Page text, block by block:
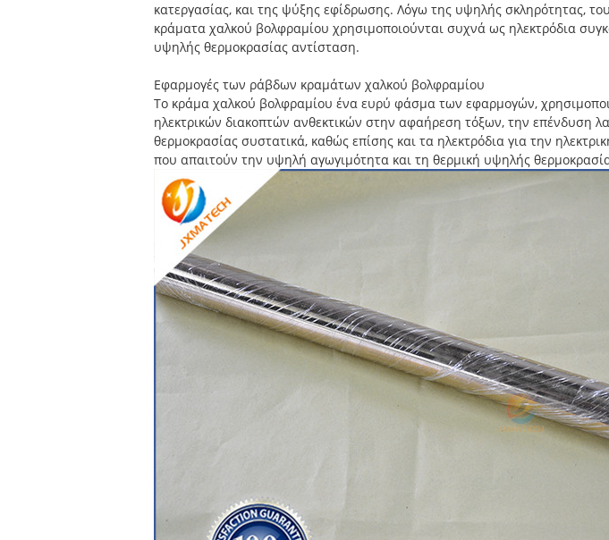
κατεργασίας, και της ψύξης εφίδρωσης. Λόγω της υψηλής σκληρότητας,
κράματα χαλκού βολφραμίου χρησιμοποιούνται συχνά ως ηλεκτρόδια
υψηλής θερμοκρασίας αντίσταση.
Εφαρμογές των ράβδων κραμάτων χαλκού βολφραμίου
Το κράμα χαλκού βολφραμίου ένα ευρύ φάσμα των εφαρμογών,
ηλεκτρικών διακοπτών ανθεκτικών στην αφαήρεση τόξων, την
θερμοκρασίας συστατικά, καθώς επίσης και τα ηλεκτρόδια για την
που απαιτούν την υψηλή αγωγιμότητα και τη θερμική υψηλής